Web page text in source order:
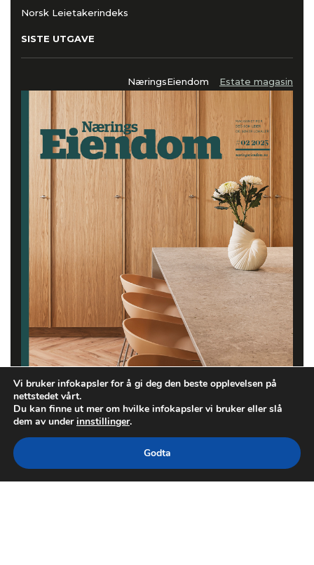
Norsk Leietakerindeks
SISTE UTGAVE
NæringsEiendom Estate magasin
Vi bruker infokapsler for å gi deg den beste opplevelsen på
nettstedet vårt.
Du kan finne ut mer om hvilke infokapsler vi bruker eller slå
dem av underinnstillinger.
Godta